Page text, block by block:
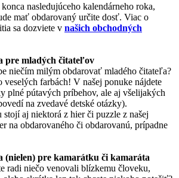
nasledujúceho kalendárneho roka,
mať obdarovaný určite dosť. Viac o
sa dozviete v našich obchodných
pre mladých čitateľov
niečím milým obdarovať mladého čitateľa?
farbách! V našej ponuke nájdete
plné pútavých príbehov, ale aj všelijakých
na zvedavé detské otázky).
stojí aj niektorá z hier či puzzle z našej
na obdarovaného či obdarovanú, prípadne
(nielen) pre kamarátku či kamaráta
radi niečo venovali blízkemu človeku,